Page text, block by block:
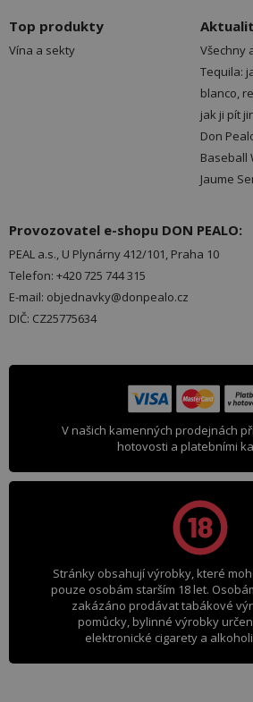
Top produkty
Vína a sekty
Všechny
Tequila:
blanco,
jak ji pít
Don
Baseball
Jaume
Provozovatel e-shopu DON PEALO:
PEAL a.s., U Plynárny 412/101, Praha 10
Telefon: +420 725 744 315
E-mail: objednavky@donpealo.cz
DIČ: CZ25775634
V našich kamenných prodejnách
hotovosti a platebními
Stránky obsahují výrobky, které
pouze osobám starším 18 let.
zakázáno prodávat tabákové
pomůcky, bylinné výrobky
elektronické cigarety a